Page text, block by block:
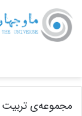
مجموعه‌ی تربیت